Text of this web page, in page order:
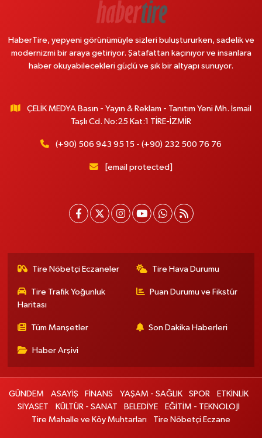
HaberTire, yepyeni görünümüyle sizleri buluştururken, sadelik ve
modernizmi bir araya getiriyor. Şatafattan kaçınıyor ve insanlara
haber okuyabilecekleri güçlü ve şık bir altyapı sunuyor.
ÇELİK MEDYA Basın - Yayın & Reklam - Tanıtım Yeni Mh. İsmail
Taşlı Cd. No:25 Kat:1 TİRE-İZMİR
(+90) 506 943 95 15 - (+90) 232 500 76 76
[email protected]
Tire Nöbetçi Eczaneler Tire Hava Durumu
Tire Trafik Yoğunluk
Haritası
Puan Durumu ve Fikstür
Tüm Manşetler Son Dakika Haberleri
Haber Arşivi
GÜNDEM ASAYİŞ FİNANS YAŞAM - SAĞLIK SPOR
ETKİNLİK
SİYASET
KÜLTÜR - SANAT BELEDİYE
EĞİTİM - TEKNOLOJİ
Tire Mahalle ve Köy Muhtarları
Tire Nöbetçi Eczane